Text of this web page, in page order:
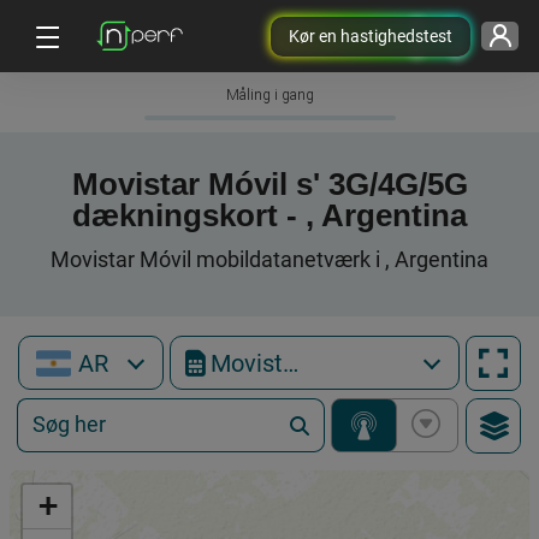
Kør en hastighedstest
Måling i gang
Movistar Móvil s' 3G/4G/5G
dækningskort - , Argentina
Movistar Móvil mobildatanetværk i , Argentina
AR Movistar Móvil
+